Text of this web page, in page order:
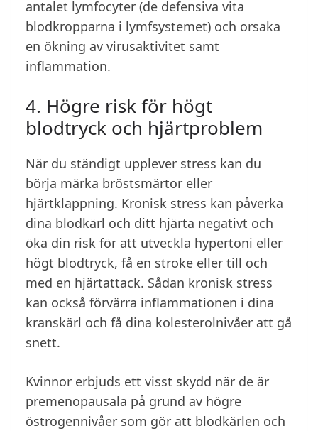
antalet lymfocyter (de defensiva vita
blodkropparna i lymfsystemet) och orsaka
en ökning av virusaktivitet samt
inflammation.
4. Högre risk för högt
blodtryck och hjärtproblem
När du ständigt upplever stress kan du
börja märka bröstsmärtor eller
hjärtklappning. Kronisk stress kan påverka
dina blodkärl och ditt hjärta negativt och
öka din risk för att utveckla hypertoni eller
högt blodtryck, få en stroke eller till och
med en hjärtattack. Sådan kronisk stress
kan också förvärra inflammationen i dina
kranskärl och få dina kolesterolnivåer att gå
snett.
Kvinnor erbjuds ett visst skydd när de är
premenopausala på grund av högre
östrogennivåer som gör att blodkärlen och